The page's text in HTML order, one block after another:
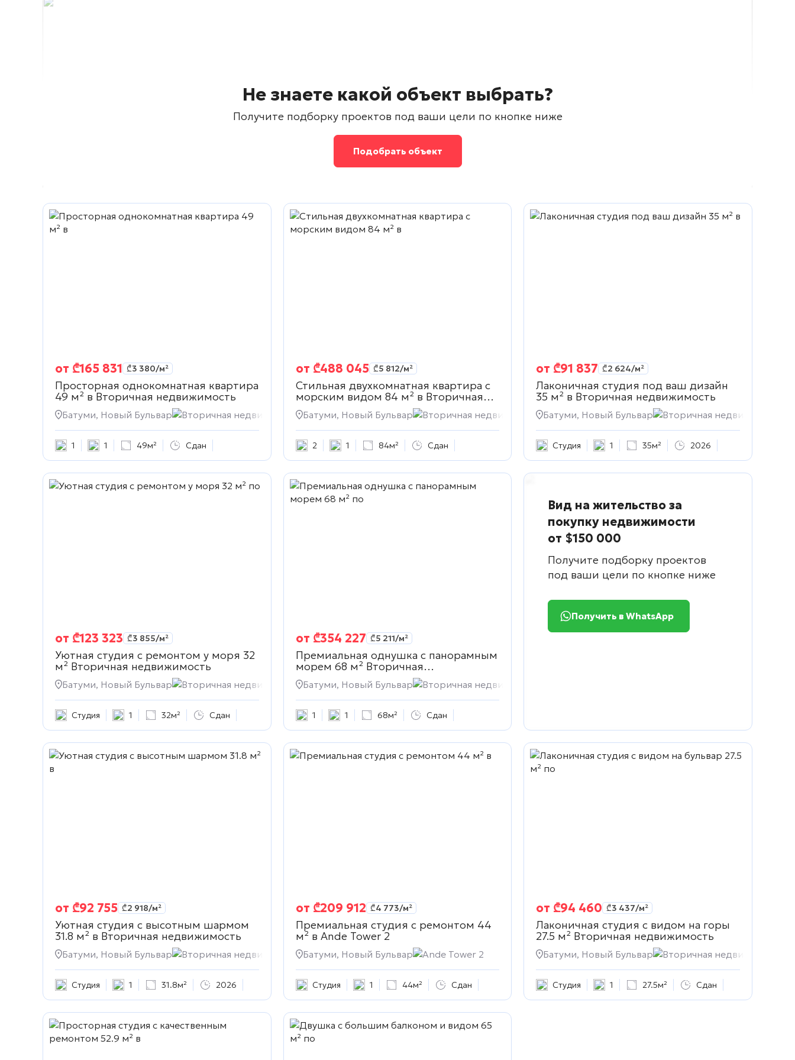
Не знаете какой объект выбрать?
Получите подборку проектов под ваши цели по кнопке ниже
Подобрать объект
от ₾165 831 ₾3 380/м²
Просторная однокомнатная квартира
49 м² в Вторичная недвижимость
Батуми, Новый Бульвар Вторичная недвижимость
1 1 49м² Сдан
от ₾488 045 ₾5 812/м²
Стильная двухкомнатная квартира с
морским видом 84 м² в Вторичная
недвижимость
Батуми, Новый Бульвар Вторичная недвижимость
2 1 84м² Сдан
от ₾91 837 ₾2 624/м²
Лаконичная студия под ваш дизайн
35 м² в Вторичная недвижимость
Батуми, Новый Бульвар Вторичная недвижимость
Студия 1 35м² 2026
от ₾123 323 ₾3 855/м²
Уютная студия с ремонтом у моря 32
м² Вторичная недвижимость
Батуми, Новый Бульвар Вторичная недвижимость
Студия 1 32м² Сдан
от ₾354 227 ₾5 211/м²
Премиальная однушка с панорамным
морем 68 м²Вторичная
недвижимость
Батуми, Новый Бульвар Вторичная недвижимость
1 1 68м² Сдан
Вид на жительство за
покупку недвижимости
от $150 000
Получите подборку проектов
под ваши цели по кнопке ниже
Получить в WhatsApp
от ₾92 755 ₾2 918/м²
Уютная студия с высотным шармом
31.8 м² в Вторичная недвижимость
Батуми, Новый Бульвар Вторичная недвижимость
Студия 1 31.8м² 2026
от ₾209 912 ₾4 773/м²
Премиальная студия с ремонтом 44
м² в Ande Tower 2
Батуми, Новый Бульвар Ande Tower 2
Студия 1 44м² Сдан
от ₾94 460 ₾3 437/м²
Лаконичная студия с видом на горы
27.5 м² Вторичная недвижимость
Батуми, Новый Бульвар Вторичная недвижимость
Студия 1 27.5м² Сдан